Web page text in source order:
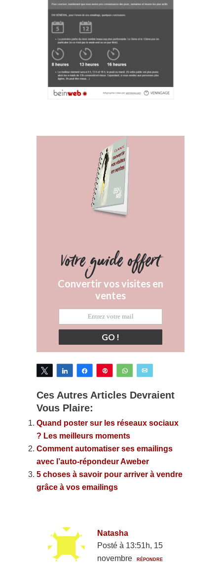
Votre guide offert
Convertir vos visites en
ventes
GO !
Tweetez Partagez Partagez Épingle WhatsApp
Ces Autres Articles Devraient
Vous Plaire:
Quand poster sur les réseaux sociaux
? Les meilleurs moments
Comment automatiser ses emailings
avec l’auto-répondeur Aweber
5 choses à savoir pour arriver à vendre
grâce à vos emailings
Natasha
Posté à 13:51h, 15
novembre
RÉPONDRE